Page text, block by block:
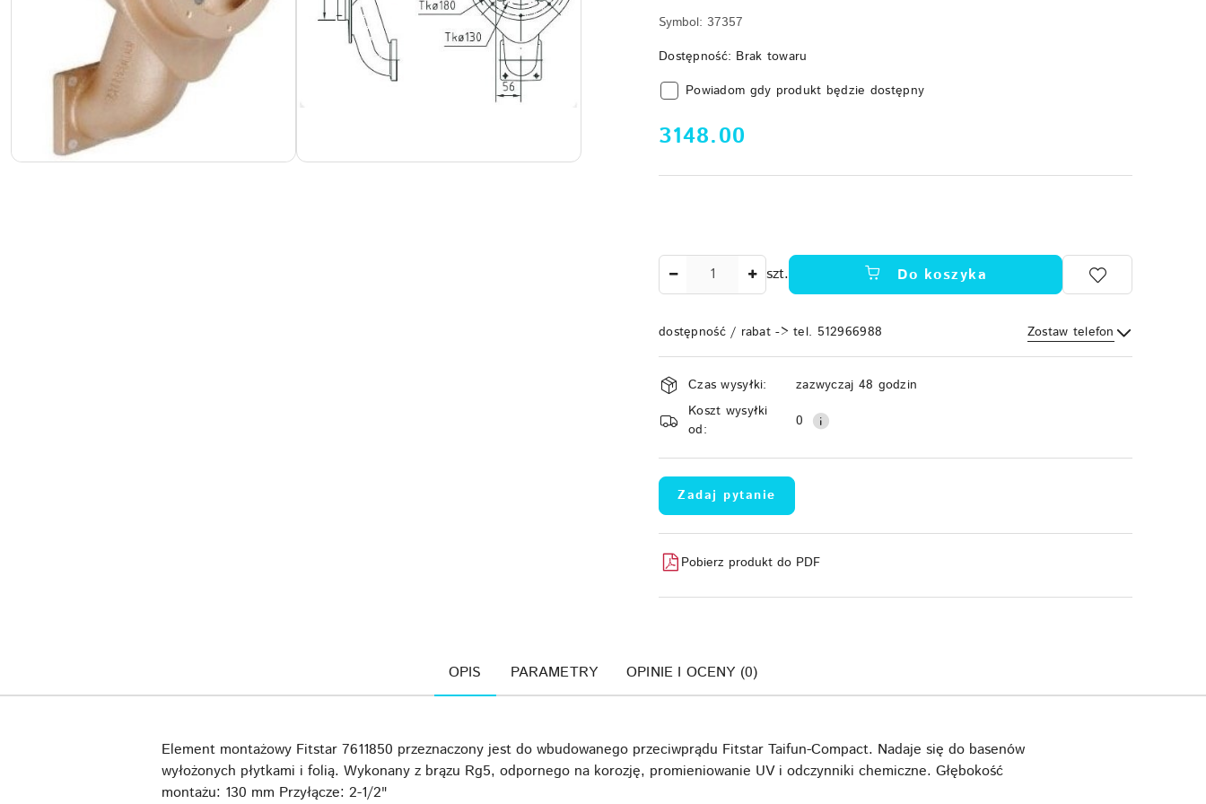
Symbol: 37357
Dostępność: Brak towaru
Powiadom gdy produkt będzie dostępny
cena:
3148.00
szt. Do koszyka
dostępność / rabat -> tel. 512966988 Zostaw telefon
Wyślij
Dostępność
i
dostawa
Czas wysyłki:
zazwyczaj 48 godzin
Koszt wysyłki
od:
0
Zadaj pytanie
Pobierz produkt do PDF
OPIS PARAMETRY OPINIE I OCENY (0)
Element montażowy Fitstar 7611850 przeznaczony jest do wbudowanego przeciwprądu Fitstar Taifun-Compact. Nadaje się do basenów
wyłożonych płytkami i folią. Wykonany z brązu Rg5, odpornego na korozję, promieniowanie UV i odczynniki chemiczne. Głębokość
montażu: 130 mm Przyłącze: 2-1/2"